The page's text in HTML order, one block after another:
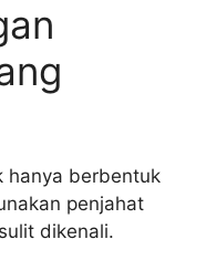
hanya berbentuk
penjahat
dikenali.